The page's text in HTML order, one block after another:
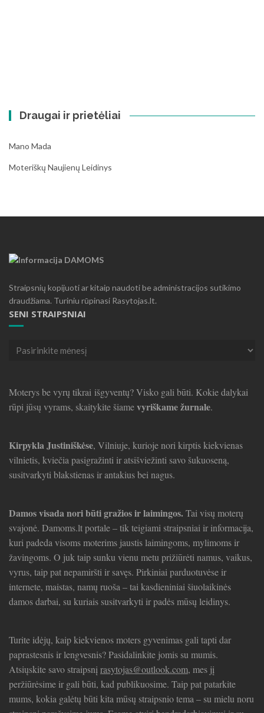
Draugai ir prietėliai
Mano Mada
Moteriškų Naujienų Leidinys
Straipsnių kopijuoti ar kitaip naudoti be administracijos sutikimo
draudžiama. Turiniu rūpinasi Rasytojas.lt.
SENI STRAIPSNIAI
Seni
Moterys be vyrų tikrai išgyventų? Visko gali būti. Kokie dalykai
rūpi jūsų vyrams, skaitykite šiamevyriškame žurnale.
Kirpykla Justiniškėse, Vilniuje, kurioje nori kirptis kiekvienas
vilnietis, kviečia pasigražinti ir atsišviežinti savo šukuoseną,
susitvarkyti blakstienas ir antakius bei nagus.
Damos visada nori būti gražios ir laimingos.Tai visų moterų
svajonė. Damoms.lt portale – tik teigiami straipsniai ir informacija,
kuri padeda visoms moterims jaustis laimingoms, mylimoms ir
žavingoms. O juk taip sunku vienu metu prižiūrėti namus, vaikus,
vyrus, taip pat nepamiršti ir savęs. Pirkiniai parduotuvėse ir
internete, maistas, namų ruoša – tai kasdieniniai šiuolaikinės
damos darbai, su kuriais susitvarkyti ir padės mūsų leidinys.
Turite idėjų, kaip kiekvienos moters gyvenimas gali tapti dar
paprastesnis ir lengvesnis? Pasidalinkite jomis su mumis.
Atsiųskite savo straipsnį rasytojas@outlook.com, mes jį
peržiūrėsime ir gali būti, kad publikuosime. Taip pat patarkite
mums, kokia galėtų būti kita mūsų straipsnio tema – su mielu noru